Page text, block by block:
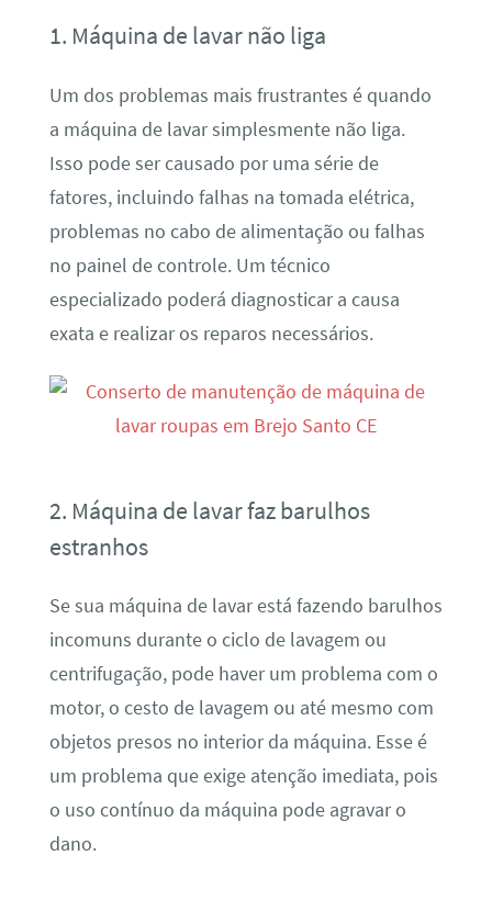
1. Máquina de lavar não liga
Um dos problemas mais frustrantes é quando
a máquina de lavar simplesmente não liga.
Isso pode ser causado por uma série de
fatores, incluindo falhas na tomada elétrica,
problemas no cabo de alimentação ou falhas
no painel de controle. Um técnico
especializado poderá diagnosticar a causa
exata e realizar os reparos necessários.
2. Máquina de lavar faz barulhos
estranhos
Se sua máquina de lavar está fazendo barulhos
incomuns durante o ciclo de lavagem ou
centrifugação, pode haver um problema com o
motor, o cesto de lavagem ou até mesmo com
objetos presos no interior da máquina. Esse é
um problema que exige atenção imediata, pois
o uso contínuo da máquina pode agravar o
dano.